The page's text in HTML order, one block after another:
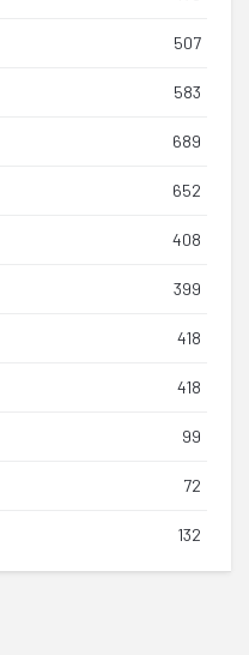
507
583
689
652
408
399
418
418
99
72
132